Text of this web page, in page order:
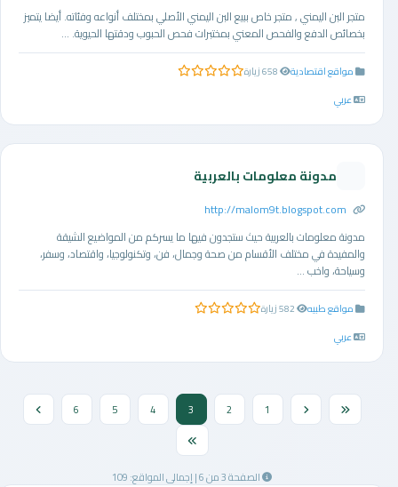
متجر البن اليمني , متجر خاص ببيع البن اليمني الأصلي بمختلف أنواعه وفئاته. أيضا يتميز
بخصائص الدفع والفحص المعني بمختبرات فحص الحبوب ودقتها الحيوية. ...
مواقع اقتصادية 0.0 من 5 نجوم
عربي
مدونة معلومات بالعربية
http://malom9t.blogspot.com
مدونة معلومات بالعربية حيث ستجدون فيها ما يسركم من المواضيع الشيقة
والمفيدة في مختلف الأقسام من صحة وجمال، فن، وتكنولوجيا، واقتصاد، وسفر،
وسياحة، واخب ...
مواقع طبيه 0.0 من 5 نجوم
عربي
1
2
3
4
5
6
الصفحة 3 من 6 | إجمالي المواقع: 109